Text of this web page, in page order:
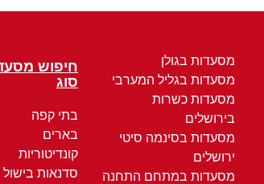
מסעדות בגולן
מסעדות בגליל המערבי
מסעדות כשרות
בירושלים
מסעדות בסינמה סיטי
ירושלים
מסעדות במתחם התחנה
חיפוש
סוג
בתי קפה
בארים
קונדיטוריות
סדנאות בישול